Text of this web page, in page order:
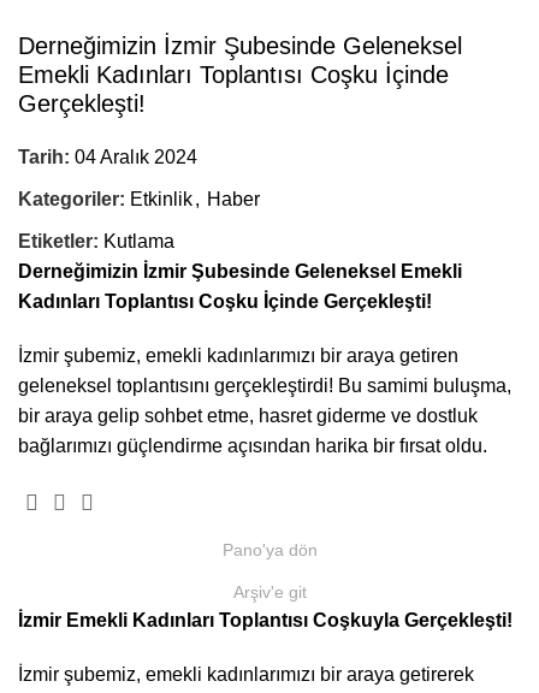
Derneğimizin İzmir Şubesinde Geleneksel
Emekli Kadınları Toplantısı Coşku İçinde
Gerçekleşti!
Tarih: 04 Aralık 2024
Kategoriler: Etkinlik, Haber
Etiketler: Kutlama
Derneğimizin İzmir Şubesinde Geleneksel Emekli
Kadınları Toplantısı Coşku İçinde Gerçekleşti!
İzmir şubemiz, emekli kadınlarımızı bir araya getiren
geleneksel toplantısını gerçekleştirdi! Bu samimi buluşma,
bir araya gelip sohbet etme, hasret giderme ve dostluk
bağlarımızı güçlendirme açısından harika bir fırsat oldu.
Pano'ya dön
Arşiv'e git
İzmir Emekli Kadınları Toplantısı Coşkuyla Gerçekleşti!
İzmir şubemiz, emekli kadınlarımızı bir araya getirerek